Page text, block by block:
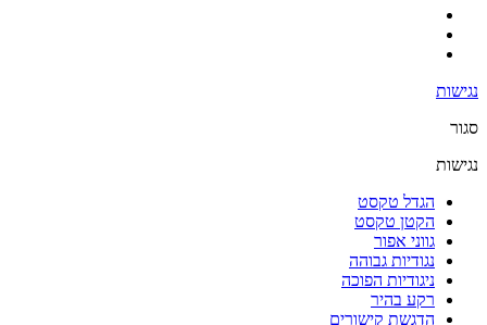
נגישות
סגור
נגישות
הגדל טקסט
הקטן טקסט
גווני אפור
נגודיות גבוהה
ניגודיות הפוכה
רקע בהיר
הדגשת קישורים